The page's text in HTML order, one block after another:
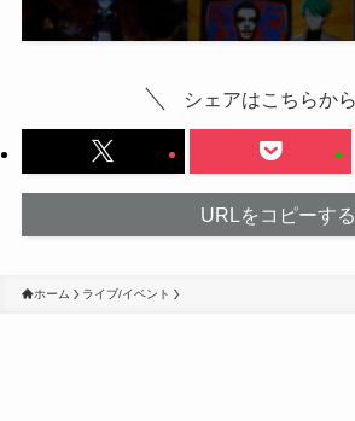
シェアはこちらから
URLをコピーする
ホーム ライブ/イベント